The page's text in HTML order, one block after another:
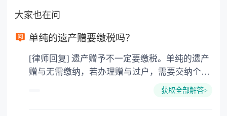
大家也在问
单纯的遗产赠要缴税吗？
[律师回复] 遗产赠予不一定要缴税。单纯的遗产
赠与无需缴纳，若办理赠与过户，需要交纳个人
所得税、契税和公证费。赠与过户是没有增值税
获取全部解答>